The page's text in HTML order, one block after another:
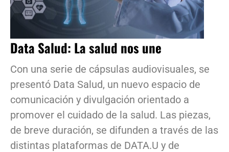
Data Salud: La salud nos une
Con una serie de cápsulas audiovisuales, se
presentó Data Salud, un nuevo espacio de
comunicación y divulgación orientado a
promover el cuidado de la salud. Las piezas,
de breve duración, se difunden a través de las
distintas plataformas de DATA.U y de